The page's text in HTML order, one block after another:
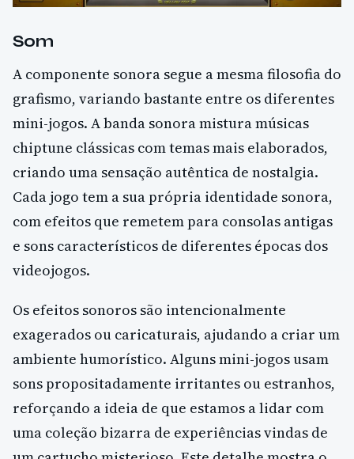
Som
A componente sonora segue a mesma filosofia do
grafismo, variando bastante entre os diferentes
mini-jogos. A banda sonora mistura músicas
chiptune clássicas com temas mais elaborados,
criando uma sensação autêntica de nostalgia.
Cada jogo tem a sua própria identidade sonora,
com efeitos que remetem para consolas antigas
e sons característicos de diferentes épocas dos
videojogos.
Os efeitos sonoros são intencionalmente
exagerados ou caricaturais, ajudando a criar um
ambiente humorístico. Alguns mini-jogos usam
sons propositadamente irritantes ou estranhos,
reforçando a ideia de que estamos a lidar com
uma coleção bizarra de experiências vindas de